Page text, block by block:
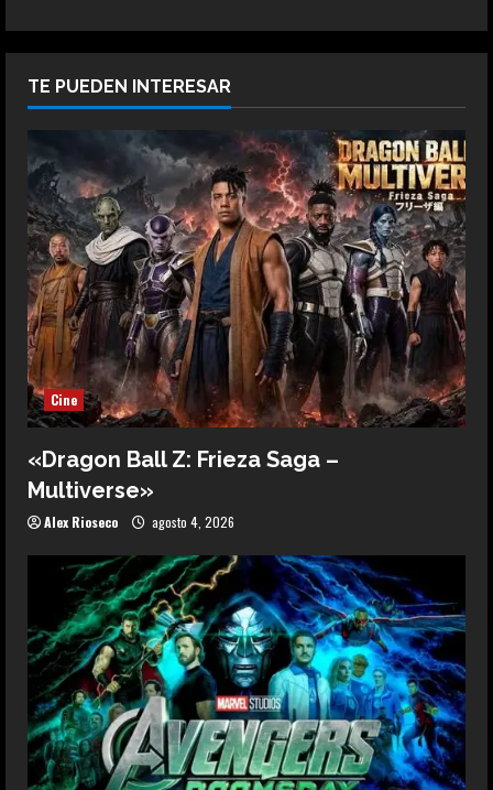
TE PUEDEN INTERESAR
Cine
«Dragon Ball Z: Frieza Saga –
Multiverse»
Alex Rioseco agosto 4, 2026